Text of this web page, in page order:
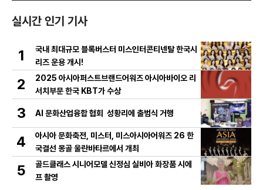
실시간 인기 기사
1
국내 최대규모 블록버스터 미스인터콘티넨탈 한국시
리즈 운용 개시!
2
2025 아시아퍼스트브랜드어워즈 아시아바이오 리
서치부문 한국 KBT가 수상
3 AI 문화산업융합 협회 성황리에 출범식 거행
4
아시아 문화축전, 미스터, 미스아시아어워즈 26 한
국결선 몽골 울란바타르에서 개최
5
골드클래스 시니어모델 신정심 실비아 화장품 시에
프 촬영